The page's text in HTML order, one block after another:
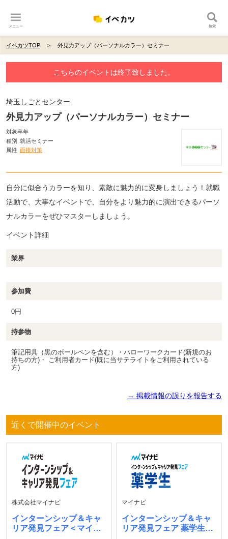
メニュー 検索
イベカツTOP 外見力アップ（パーソナルカラー）セミナー
こちらのイベントは終了致しました。
埼玉しごとセンター
外見力アップ（パーソナルカラー）セミナー
対象卒年
種別 就活セミナー
属性 面接対策
自分に似合うカラーを知り、素敵に魅力的に変身しましょう！就職
活動で、大事なイベントで、自分をより魅力的に演出できるパーソ
ナルカラーをぜひマスターしましょう。
イベント詳細
業界
参加費
0円
持参物
筆記用具（黒のボールペンを含む）・ハローワークカード(新規のお
持ちの方)・ ご利用者カード(既に当サテライトをご利用されている
方)
→ 掲載情報の誤りを報告する
近くで開催中のイベント
株式会社マイナビ
インターンシップ＆キャ
リア発見フェア＜マイナ
マイナビ
インターンシップ＆キャ
リア発見フェア 薬学生